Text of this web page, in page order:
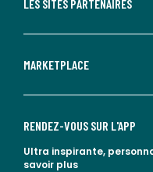
LES SITES PARTENAIRES
MARKETPLACE
RENDEZ-VOUS SUR L'APP
Ultra inspirante,
savoir plus